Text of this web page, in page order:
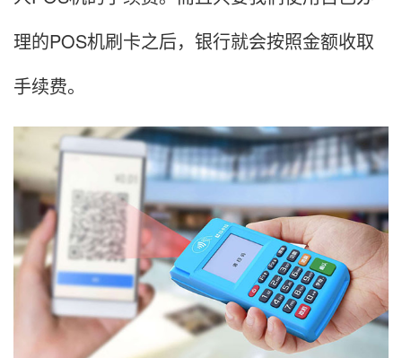
理的POS机刷卡之后，银行就会按照金额收取
手续费。